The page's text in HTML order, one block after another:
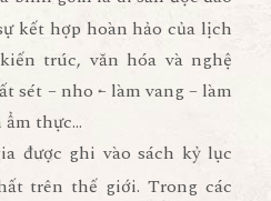
kết hợp hoàn hảo của lịch
trúc, văn hóa và nghệ
sét – nho – làm vang – làm
ẩm thực…
được ghi vào sách kỷ lục
trên thế giới. Trong các